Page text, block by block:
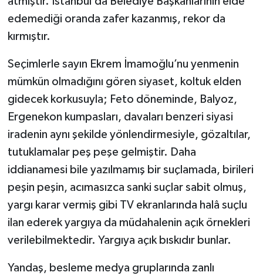
edemediği oranda zafer kazanmış, rekor da
kırmıştır.
Seçimlerle sayın Ekrem İmamoğlu’nu yenmenin
mümkün olmadığını gören siyaset, koltuk elden
gidecek korkusuyla; Feto döneminde, Balyoz,
Ergenekon kumpasları, davaları benzeri siyasi
iradenin aynı şekilde yönlendirmesiyle, gözaltılar,
tutuklamalar peş peşe gelmiştir. Daha
iddianamesi bile yazılmamış bir suçlamada, birileri
peşin peşin, acımasızca sanki suçlar sabit olmuş,
yargı karar vermiş gibi TV ekranlarında halâ suçlu
ilan ederek yargıya da müdahalenin açık örnekleri
verilebilmektedir. Yargıya açık bıskıdır bunlar.
Yandaş, besleme medya gruplarında zanlı